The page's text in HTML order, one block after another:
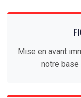
Mise en avant
notre